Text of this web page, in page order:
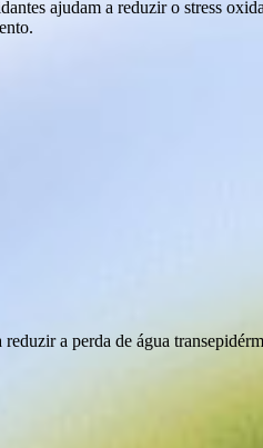
ajudam a reduzir o stress
a perda de água